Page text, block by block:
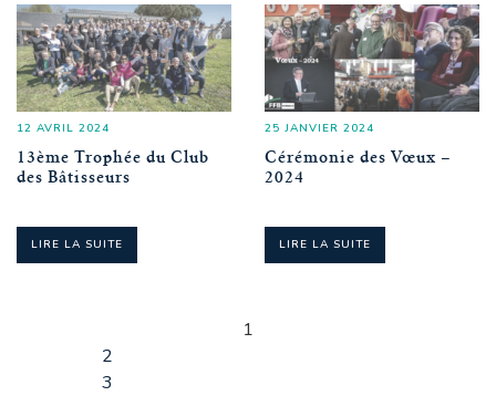
12 AVRIL 2024
13ème Trophée du Club
des Bâtisseurs
LIRE LA SUITE
25 JANVIER 2024
Cérémonie des Vœux –
2024
LIRE LA SUITE
1
2
3